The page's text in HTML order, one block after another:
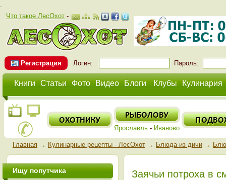
.
Что такое ЛесОхот-
Регистрация Логин: Пароль:
Книги Статьи Фото Видео Блоги Клубы Кулинария
Ярославль - Иваново
Главная→ Кулинарные рецепты - ЛесОхот→ Блюда из дичи→
Заячьи потроха в
Ищу попутчика